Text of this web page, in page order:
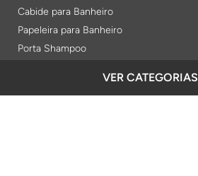
Cabide para Banheiro
Papeleira para Banheiro
Porta Shampoo
VER CATEGORIAS
FORMAS DE PAGAMENTO